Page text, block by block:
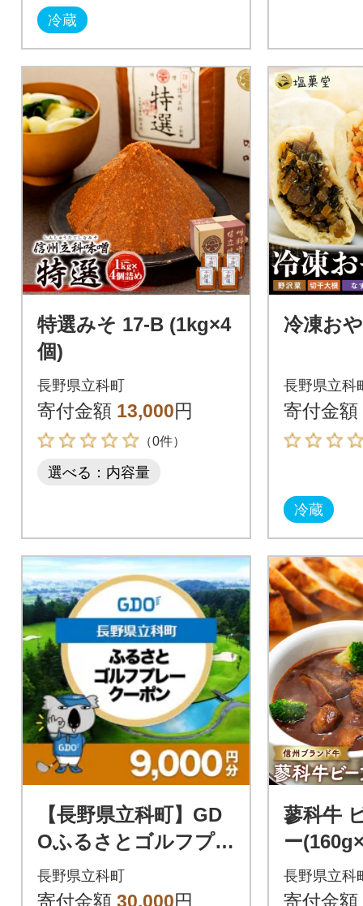
冷蔵
特選みそ 17-B (1kg×4
個)
長野県立科町
寄付金額 13,000円
（0件）
選べる：内容量
冷凍お
長野県立科
寄付金額
冷蔵
【長野県立科町】GD
Oふるさとゴルフプレ
ークーポン(9,000円
分)
長野県立科町
寄付金額 30,000円
蓼科牛
ー
長野県立科
寄付金額